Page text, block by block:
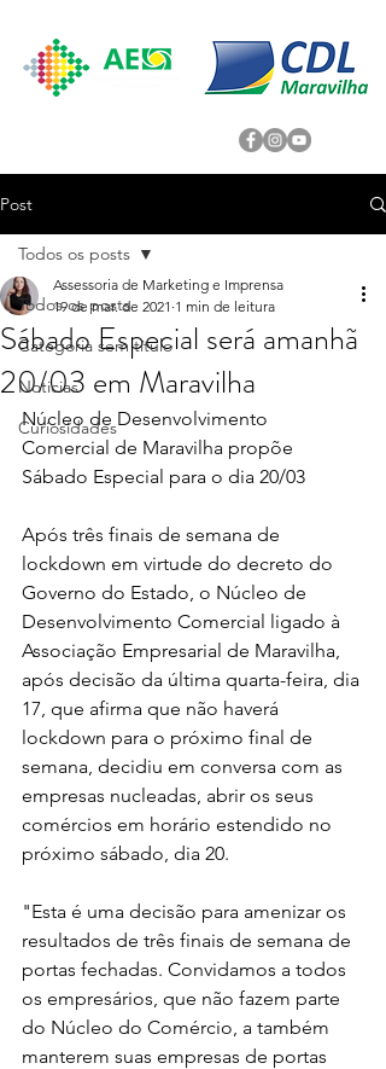
Post
Todos os posts
Categoria sem título
Noticias
Curiosidades
Todos os posts
Sábado Especial será amanhã
20/03 em Maravilha
Assessoria de Marketing e Imprensa
19 de mar. de 2021 1 min de leitura
Núcleo de Desenvolvimento
Comercial de Maravilha propõe
Sábado Especial para o dia 20/03
Após três finais de semana de
lockdown em virtude do decreto do
Governo do Estado, o Núcleo de
Desenvolvimento Comercial ligado à
Associação Empresarial de Maravilha,
após decisão da última quarta-feira, dia
17, que afirma que não haverá
lockdown para o próximo final de
semana, decidiu em conversa com as
empresas nucleadas, abrir os seus
comércios em horário estendido no
próximo sábado, dia 20.
"Esta é uma decisão para amenizar os
resultados de três finais de semana de
portas fechadas. Convidamos a todos
os empresários, que não fazem parte
do Núcleo do Comércio, a também
manterem suas empresas de portas